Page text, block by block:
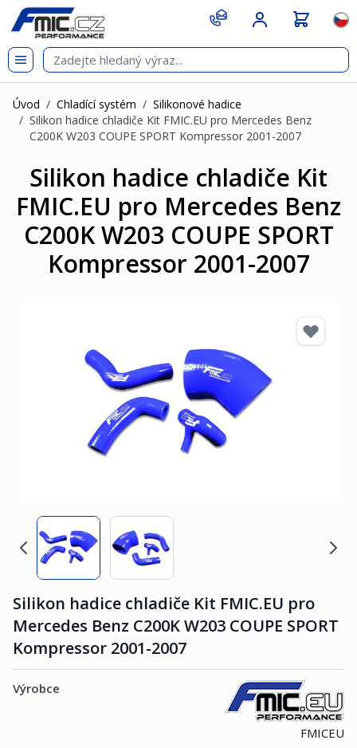
Přejít na obsah
git s
Úvod / Chladící systém / Silikonové hadice
/ Silikon hadice chladiče Kit FMIC.EU pro Mercedes Benz
C200K W203 COUPE SPORT Kompressor 2001-2007
Silikon hadice chladiče Kit
FMIC.EU pro Mercedes Benz
C200K W203 COUPE SPORT
Kompressor 2001-2007
Silikon hadice chladiče Kit FMIC.EU pro
Mercedes Benz C200K W203 COUPE SPORT
Kompressor 2001-2007
Výrobce
FMICEU